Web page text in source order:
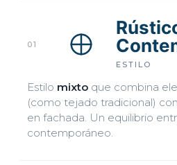
01
ESTILO
Estilo mixto que combina
(como tejado tradicional)
en fachada. Un equilibrio
contemporáneo.